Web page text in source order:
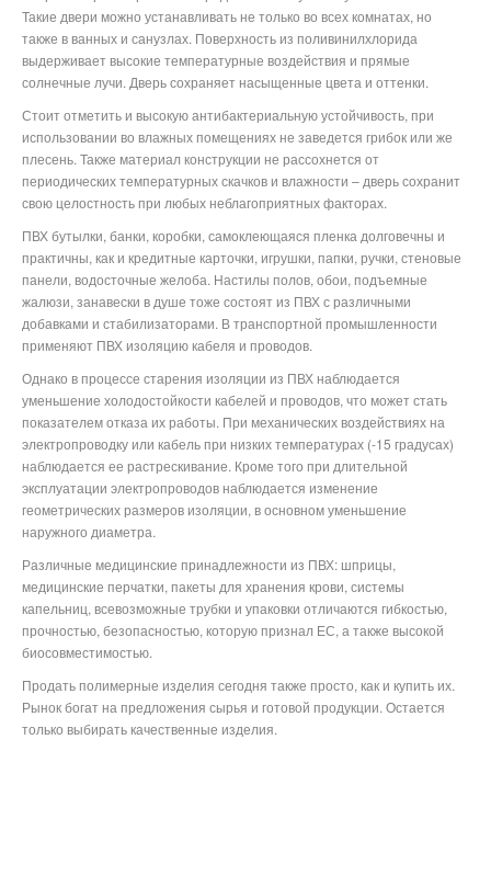
Такие двери можно устанавливать не только во всех комнатах, но
также в ванных и санузлах. Поверхность из поливинилхлорида
выдерживает высокие температурные воздействия и прямые
солнечные лучи. Дверь сохраняет насыщенные цвета и оттенки.
Стоит отметить и высокую антибактериальную устойчивость, при
использовании во влажных помещениях не заведется грибок или же
плесень. Также материал конструкции не рассохнется от
периодических температурных скачков и влажности – дверь сохранит
свою целостность при любых неблагоприятных факторах.
ПВХ бутылки, банки, коробки, самоклеющаяся пленка долговечны и
практичны, как и кредитные карточки, игрушки, папки, ручки, стеновые
панели, водосточные желоба. Настилы полов, обои, подъемные
жалюзи, занавески в душе тоже состоят из ПВХ с различными
добавками и стабилизаторами. В транспортной промышленности
применяют ПВХ изоляцию кабеля и проводов.
Однако в процессе старения изоляции из ПВХ наблюдается
уменьшение холодостойкости кабелей и проводов, что может стать
показателем отказа их работы. При механических воздействиях на
электропроводку или кабель при низких температурах (-15 градусах)
наблюдается ее растрескивание. Кроме того при длительной
эксплуатации электропроводов наблюдается изменение
геометрических размеров изоляции, в основном уменьшение
наружного диаметра.
Различные медицинские принадлежности из ПВХ: шприцы,
медицинские перчатки, пакеты для хранения крови, системы
капельниц, всевозможные трубки и упаковки отличаются гибкостью,
прочностью, безопасностью, которую признал ЕС, а также высокой
биосовместимостью.
Продать полимерные изделия сегодня также просто, как и купить их.
Рынок богат на предложения сырья и готовой продукции. Остается
только выбирать качественные изделия.